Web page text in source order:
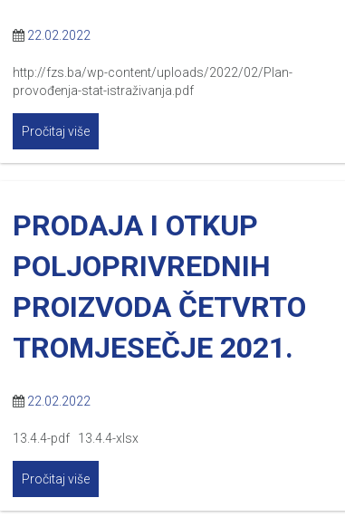
22.02.2022
http://fzs.ba/wp-content/uploads/2022/02/Plan-
provođenja-stat-istraživanja.pdf
Pročitaj više
PRODAJA I OTKUP
POLJOPRIVREDNIH
PROIZVODA ČETVRTO
TROMJESEČJE 2021.
22.02.2022
13.4.4-pdf 13.4.4-xlsx
Pročitaj više